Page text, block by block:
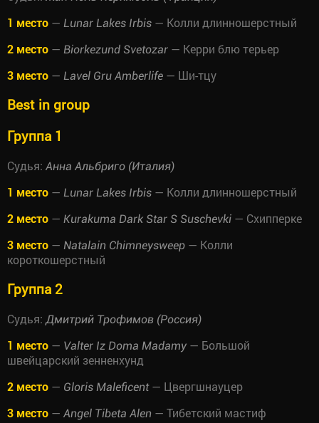
1 место — Lunar Lakes Irbis — Колли длинношерстный
2 место — Biorkezund Svetozar — Керри блю терьер
3 место — Lavel Gru Amberlife — Ши-тцу
Best in group
Группа 1
Судья: Анна Альбриго (Италия)
1 место — Lunar Lakes Irbis — Колли длинношерстный
2 место — Kurakuma Dark Star S Suschevki — Схипперке
3 место — Natalain Chimneysweep — Колли
короткошерстный
Группа 2
Судья: Дмитрий Трофимов (Россия)
1 место — Valter Iz Doma Madamy — Большой
швейцарский зенненхунд
2 место — Gloris Maleficent— Цвергшнауцер
3 место — Angel Tibeta Alen — Тибетский мастиф